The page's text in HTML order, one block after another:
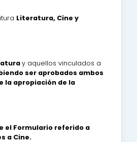
Literatura, Cine y
y aquellos vinculados a
ser aprobados ambos
la apropiación de la
el Formulario referido a
a Cine.